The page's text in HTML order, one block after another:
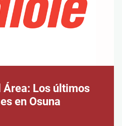
Área: Los últimos
en Osuna